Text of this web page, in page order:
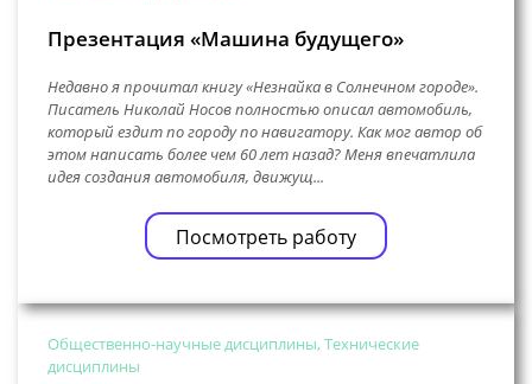
Презентация «Машина будущего»
Недавно я прочитал книгу «Незнайка в Солнечном городе».
Писатель Николай Носов полностью описал автомобиль,
который ездит по городу по навигатору. Как мог автор об
этом написать более чем 60 лет назад? Меня впечатлила
идея создания автомобиля, движущ...
Посмотреть работу
Общественно-научные дисциплины, Технические
дисциплины